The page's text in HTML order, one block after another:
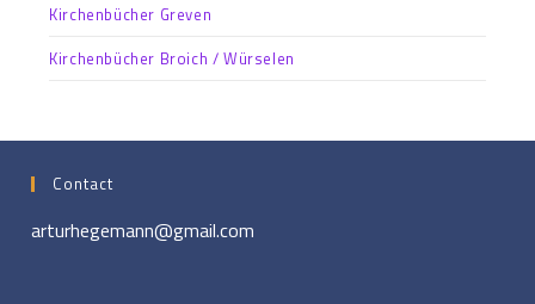
Kirchenbücher Greven
Kirchenbücher Broich / Würselen
Contact
arturhegemann@gmail.com